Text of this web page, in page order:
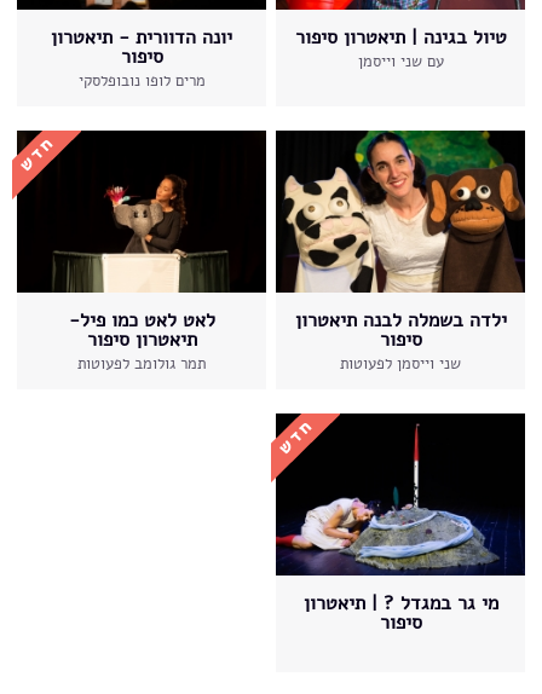
טיול בגינה | תיאטרון סיפור
עם שני וייסמן
יונה הדוורית - תיאטרון
סיפור
מרים לופו נובופלסקי
ילדה בשמלה לבנה תיאטרון
סיפור
שני וייסמן לפעוטות
לאט לאט כמו פיל-
תיאטרון סיפור
תמר גולומב לפעוטות
מי גר במגדל ? | תיאטרון
סיפור